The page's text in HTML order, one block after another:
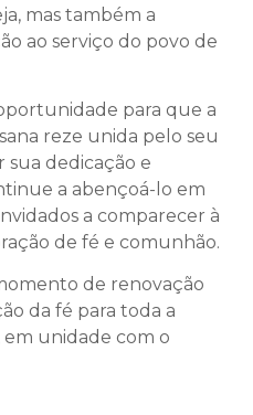
mas também a
ao serviço do povo de
para que a
reze unida pelo seu
sua dedicação e
a abençoá-lo em
a comparecer à
de fé e comunhão.
de renovação
da fé para toda a
em unidade com o